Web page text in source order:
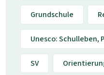
Grundschule
Unesco: Schulleben,
SV